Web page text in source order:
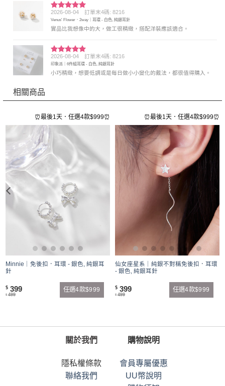
評分5滿
分 5
2026-08-04 訂單末4碼: 8216
Venus' Flower．2way｜耳環 - 白色, 純銀耳針
實品比我想像中的大，做工很精緻，搭配洋裝應該適合。
評分5 滿
分 5
2026-08-04 訂單末4碼: 8216
印象派｜6件組耳環 - 白色, 純銀耳針
小巧精緻，想要低調或是每日做小小變化的戴法，都很值得購入。
相關商品
⏰最後1天．任選4款$999⏰
Minnie｜免後扣．耳環 - 銀色, 純銀耳
針
$ 399
$ 499
任選4款$999
⏰最後1天．任選4款$999⏰
仙女座星系｜純銀不對稱免後扣．耳環
- 銀色, 純銀耳針
$ 399
$ 499
任選4款$999
關於我們
隱私權條款
聯絡我們
購物說明
會員專屬優惠
UU幣說明